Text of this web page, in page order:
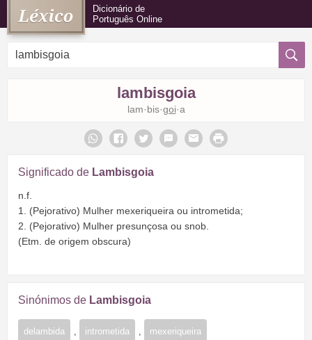
Dicionário de
Português Online
lambisgoia
lam·bis·goi·a
Significado de Lambisgoia
n.f.
1. (Pejorativo) Mulher mexeriqueira ou intrometida;
2. (Pejorativo) Mulher presunçosa ou snob.
(Etm. de origem obscura)
Sinónimos de Lambisgoia
delambida intrometida mexeriqueira